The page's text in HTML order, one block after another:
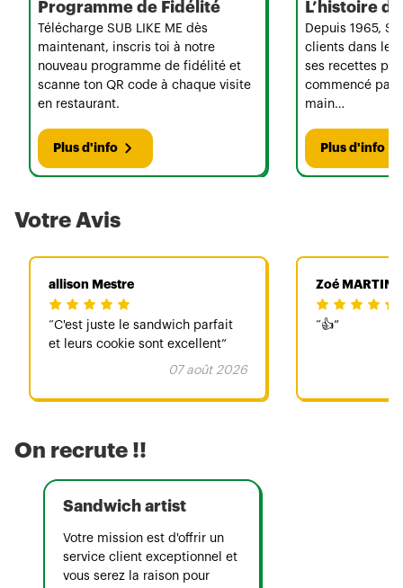
Programme de Fidélité
Télécharge SUB LIKE ME dès
maintenant, inscris toi à notre
nouveau programme de fidélité et
scanne ton QR code à chaque visite
en restaurant.
Plus d'info
L’histoire
Depuis 1965,
clients dans le
ses recettes
commencé par
main…
Plus d'info
Votre Avis
allison Mestre
07 août 2026
C'est juste le sandwich parfait
et leurs cookie sont excellent
Zoé MARTIN
👍
On recrute !!
Sandwich artist
Votre mission est d'offrir un
service client exceptionnel et
vous serez la raison pour